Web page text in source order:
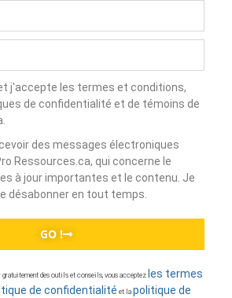
j'accepte les termes et conditions,
de confidentialité et de témoins de
des messages électroniques
Ressources.ca, qui concerne le
à jour importantes et le contenu. Je
désabonner en tout temps.
GO !
des outils et conseils, vous acceptez les termes
de confidentialité et la politique de